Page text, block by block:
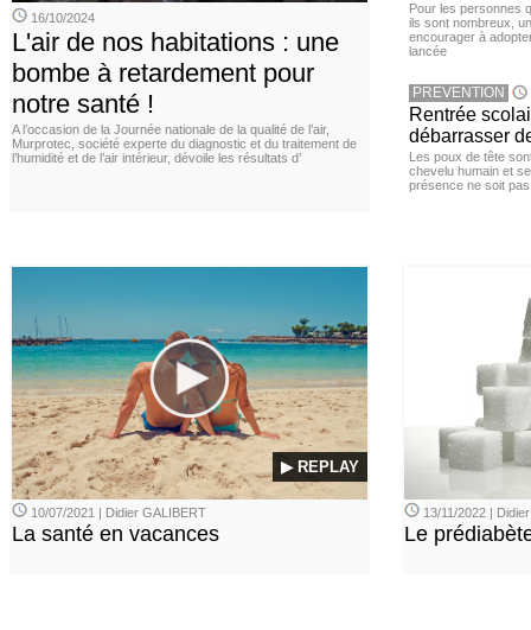
16/10/2024
L'air de nos habitations : une
bombe à retardement pour
notre santé !
A l’occasion de la Journée nationale de la qualité de l’air,
Murprotec, société experte du diagnostic et du traitement de
l’humidité et de l’air intérieur, dévoile les résultats d’
Pour les personnes
ils sont nombreux,
encourager à
lancée
PREVENTION
Rentrée
débarrasser
Les poux de tête
chevelu humain et
présence ne soit
▶ REPLAY
10/07/2021 | Didier GALIBERT
La santé en vacances
13/11/2022 |
Le